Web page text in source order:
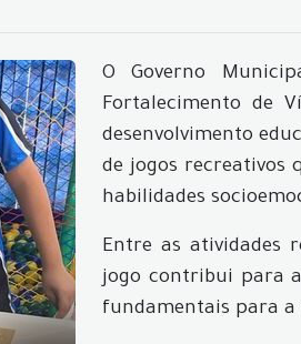
O Governo
Fortalecimento de
desenvolvimento
de jogos recreativos
habilidades
Entre as atividades
jogo contribui para
fundamentais para a